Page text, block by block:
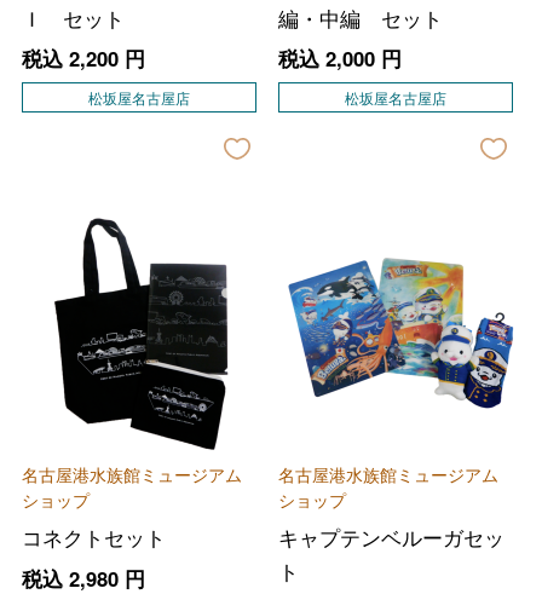
Ｉ セット
税込 2,200円
松坂屋名古屋店
編・中編 セット
税込 2,000円
松坂屋名古屋店
名古屋港水族館ミュージアム
ショップ
コネクトセット
税込 2,980円
名古屋港水族館ミュージアム
ショップ
キャプテンベルーガセッ
ト